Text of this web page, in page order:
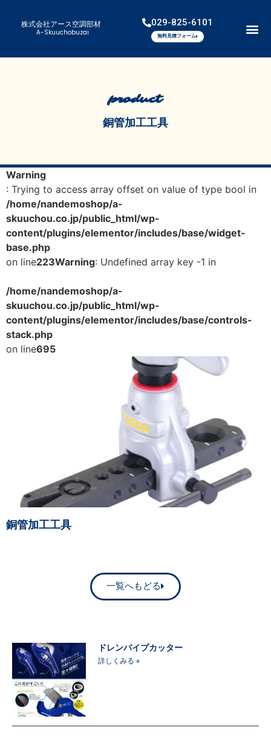
株式会社アース空調部材
A-Skuuchobuzai
029-825-6101
無料見積フォーム
product
銅管加工工具
Warning
: Trying to access array offset on value of type bool in
/home/nandemoshop/a-
skuuchou.co.jp/public_html/wp-
content/plugins/elementor/includes/base/widget-
base.php
on line223Warning: Undefined array key -1 in
/home/nandemoshop/a-
skuuchou.co.jp/public_html/wp-
content/plugins/elementor/includes/base/controls-
stack.php
on line695
銅管加工工具
一覧へもどる
ドレンパイプカッター
詳しくみる »